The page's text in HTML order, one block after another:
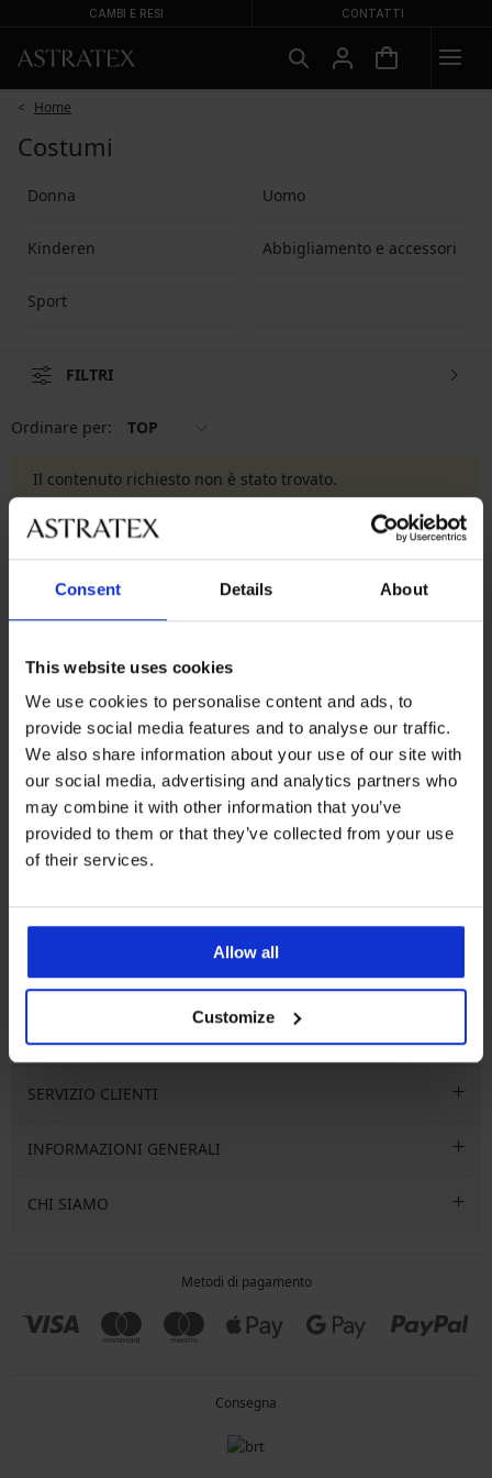
Consent Details About
This website uses cookies
We use cookies to personalise content and ads, to
provide social media features and to analyse our traffic.
We also share information about your use of our site with
our social media, advertising and analytics partners who
may combine it with other information that you’ve
provided to them or that they’ve collected from your use
of their services.
Allow all
Customize
CAMBI E RESI CONTATTI
Home
Costumi
Donna Uomo
Kinderen Abbigliamento e accessori
Sport
FILTRI
Ordinare per: TOP
Il contenuto richiesto non è stato trovato.
5% di rimborso sugli
Cambi e resi gratuiti
Assistenza clienti
Nei giorni feriali dalle 8.00 alle 16.00
info@astratex.it
Non perdere nessuna promozione.
VOGLIO ISCRIVERMI
SERVIZIO CLIENTI
INFORMAZIONI GENERALI
CHI SIAMO
Metodi di pagamento
Consegna